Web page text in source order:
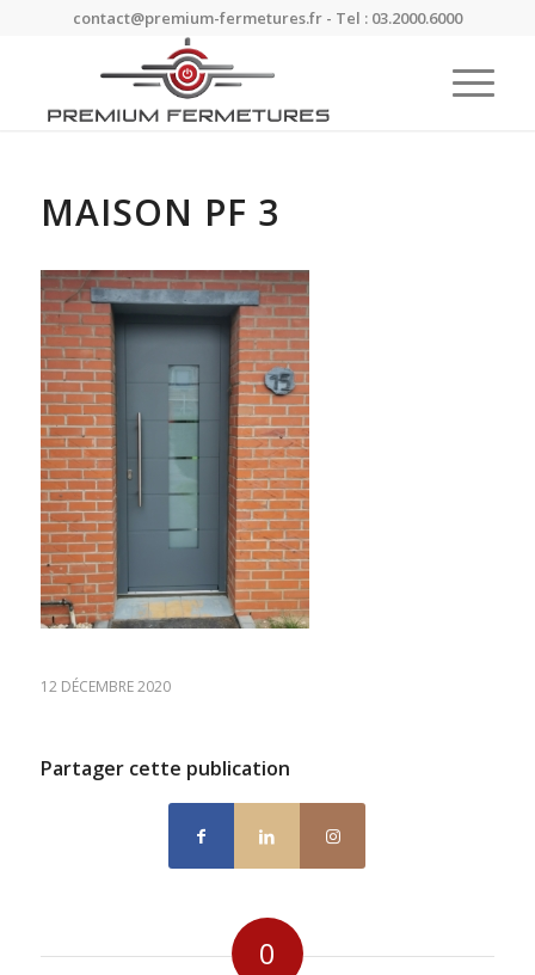
contact@premium-fermetures.fr - Tel : 03.2000.6000
MAISON PF 3
12 DÉCEMBRE 2020
Partager cette publication
0